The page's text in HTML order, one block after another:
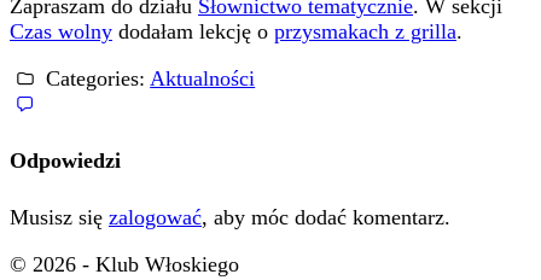
Zapraszam do działu Słownictwo tematycznie. W sekcji
Czas wolny dodałam lekcję o przysmakach z grilla.
Categories:Aktualności
Odpowiedzi
Musisz się zalogować, aby móc dodać komentarz.
© 2026 - Klub Włoskiego